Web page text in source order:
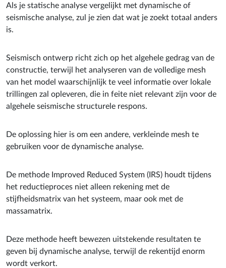
Als je statische analyse vergelijkt met dynamische of
seismische analyse, zul je zien dat wat je zoekt totaal anders
is.
Seismisch ontwerp richt zich op het algehele gedrag van de
constructie, terwijl het analyseren van de volledige mesh
van het model waarschijnlijk te veel informatie over lokale
trillingen zal opleveren, die in feite niet relevant zijn voor de
algehele seismische structurele respons.
De oplossing hier is om een ​​andere, verkleinde mesh te
gebruiken voor de dynamische analyse.
De methode Improved Reduced System (IRS) houdt tijdens
het reductieproces niet alleen rekening met de
stijfheidsmatrix van het systeem, maar ook met de
massamatrix.
Deze methode heeft bewezen uitstekende resultaten te
geven bij dynamische analyse, terwijl de rekentijd enorm
wordt verkort.